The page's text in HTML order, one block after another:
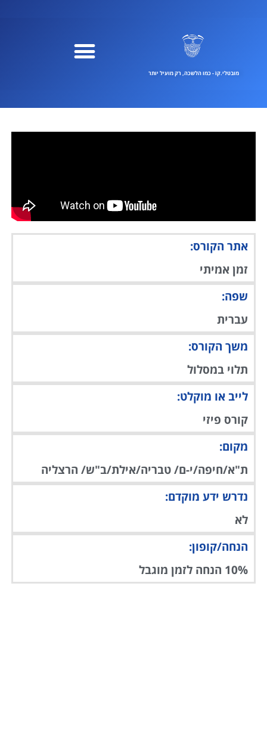
מובטלי.קוֹ - כמו הלשכה, רק מועיל יותר
אתר הקורס:
זמן אמיתי
שפה:
עברית
משך הקורס:
תלוי במסלול
לייב או מוקלט:
קורס פיזי
מקום:
ת"א/חיפה/י-ם/ טבריה/אילת/ב"ש/ הרצליה
נדרש ידע מוקדם:
לא
הנחה/קופון:
10% הנחה לזמן מוגבל